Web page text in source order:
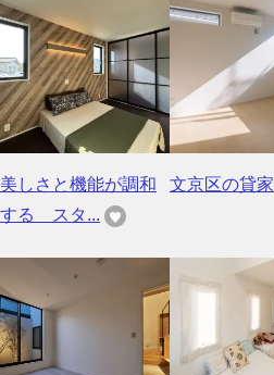
美しさと機能が調和
する スタ...
文京区の貸家